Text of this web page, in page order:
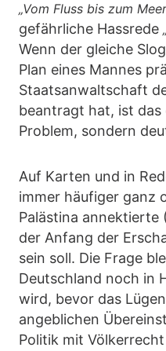
„Vom Fluss bis zum
gefährliche Hassrede
Wenn der gleiche
Plan eines Mannes
Staatsanwaltschaft
beantragt hat, ist
Problem, sondern
Auf Karten und in
immer häufiger ganz
Palästina annektierte
der Anfang der
sein soll. Die Frage
Deutschland noch in
wird, bevor das
angeblichen
Politik mit